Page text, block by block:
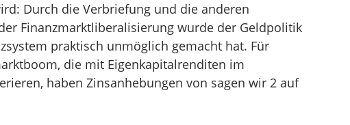
Durch die Verbriefung und die anderen
Finanzmarktliberalisierung wurde der Geldpolitik
praktisch unmöglich gemacht hat. Für
die mit Eigenkapitalrenditen im
haben Zinsanhebungen von sagen wir 2 auf